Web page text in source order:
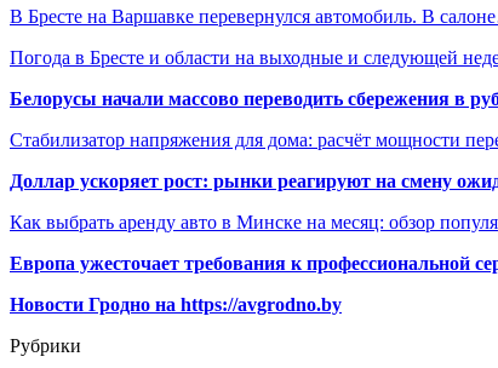
В Бресте на Варшавке перевернулся автомобиль. В
Погода в Бресте и области на выходные и следующей
Белорусы начали массово переводить сбережения в
Стабилизатор напряжения для дома: расчёт мощности
Доллар ускоряет рост: рынки реагируют на смену
Как выбрать аренду авто в Минске на месяц: обзор
Европа ужесточает требования к профессиональной
Новости Гродно на https://avgrodno.by
Рубрики